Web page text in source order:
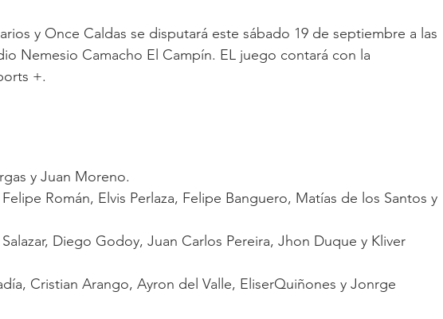
y Once Caldas se disputará este sábado 19 de septiembre a las
Nemesio Camacho El Campín. EL juego contará con la
+.
y Juan Moreno.
Felipe Román, Elvis Perlaza, Felipe Banguero, Matías de los Santos y
Diego Godoy, Juan Carlos Pereira, Jhon Duque y Kliver
Cristian Arango, Ayron del Valle, EliserQuiñones y Jonrge